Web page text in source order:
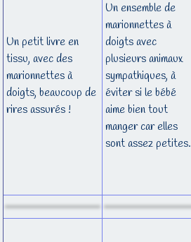
Un petit livre en
tissu, avec des
marionnettes à
doigts, beaucoup de
rires assurés !
Un ensemble de
marionnettes à
doigts avec
plusieurs animaux
sympathiques, à
éviter si le bébé
aime bien tout
manger car elles
sont assez petites.